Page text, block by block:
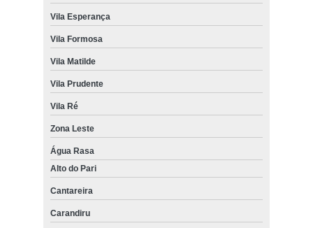
Vila Esperança
Vila Formosa
Vila Matilde
Vila Prudente
Vila Ré
Zona Leste
Água Rasa
Alto do Pari
Cantareira
Carandiru